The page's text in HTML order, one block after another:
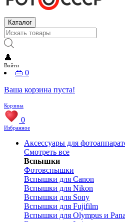
Каталог
👤
Войти
👜 0
Ваша корзина пуста!
Корзина
0
Избранное
Аксессуары для
Смотреть все
Вспышки
Фотовспышки
Вспышки для Canon
Вспышки для Nikon
Вспышки для Sony
Вспышки для Fujifilm
Вспышки для Olympus и